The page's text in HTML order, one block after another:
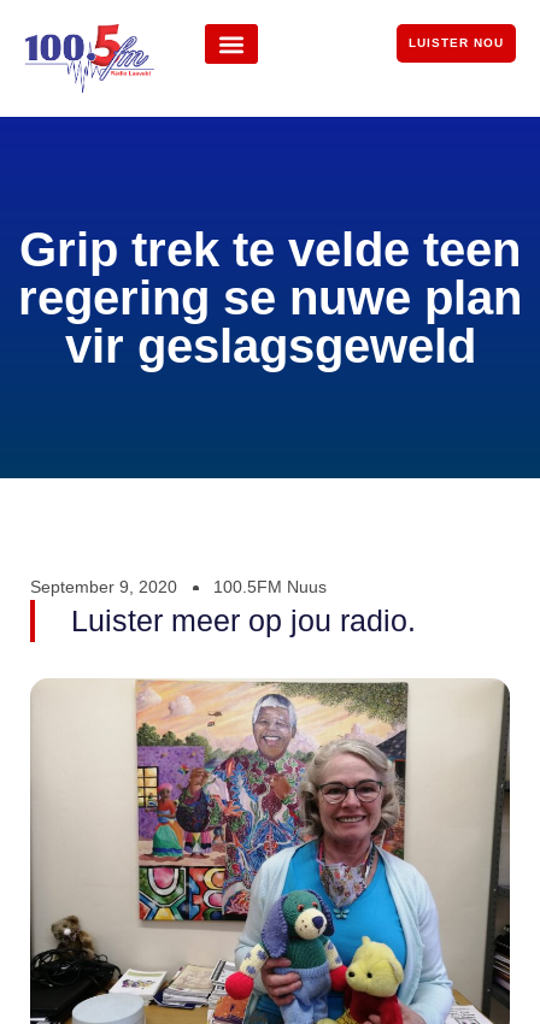
LUISTER NOU
Grip trek te velde teen
regering se nuwe plan
vir geslagsgeweld
September 9, 2020 100.5FM Nuus
Luister meer op jou radio.